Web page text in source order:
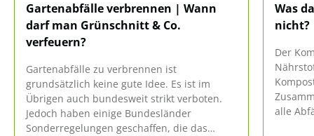
Gartenabfälle verbrennen | Wann
darf man Grünschnitt & Co.
verfeuern?
Gartenabfälle zu verbrennen ist
grundsätzlich keine gute Idee. Es ist im
Übrigen auch bundesweit strikt verboten.
Jedoch haben einige Bundesländer
Sonderregelungen geschaffen, die das
Was
nicht?
Der
alle